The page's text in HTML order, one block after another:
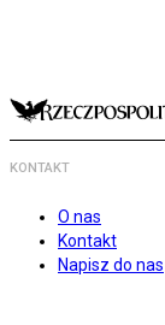
KONTAKT
O nas
Kontakt
Napisz do nas